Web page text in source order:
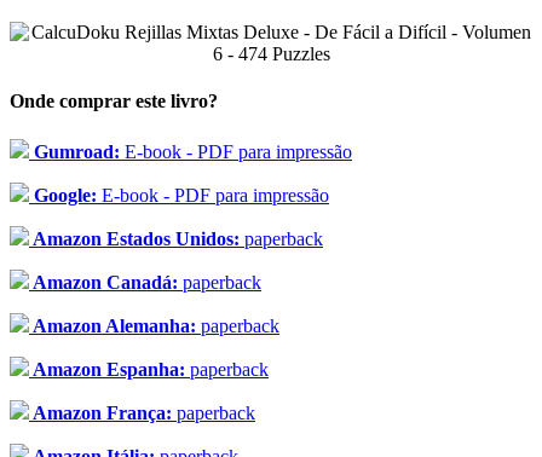
Onde comprar este livro?
Gumroad: E-book - PDF para impressão
Google: E-book - PDF para impressão
Amazon Estados Unidos: paperback
Amazon Canadá: paperback
Amazon Alemanha: paperback
Amazon Espanha: paperback
Amazon França: paperback